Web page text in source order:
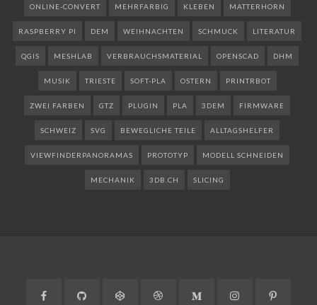
ONLINE-CONVERT MEHRFARBIG KLEBEN MATTERHORN
RASPBERRY PI DEM WEIHNACHTEN SCHMUCK LITERATUR
QGIS MESHLAB VERBRAUCHSMATERIAL OPENSCAD DHM
MUSIK TRIESTE SOFT-PLA OSTERN PRINTRBOT
ZWEI FARBEN GTZ PLUGIN PLA 3DEM FIRMWARE
SCHWEIZ SVG BEWEGLICHE TEILE ALLTAGSHELFER
VIEWFINDERPANORAMAS PROTOTYP MODELL SCHNEIDEN
MECHANIK 3DB.CH SLICING
Facebook GitHub CodePen DribbbleMedium Instagram